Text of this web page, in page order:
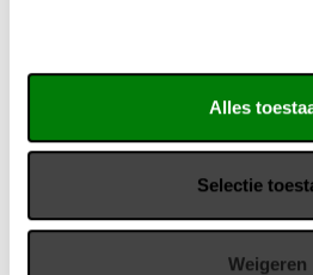
Alles
Selectie
Weigeren
Wij staan u graag te woord via de